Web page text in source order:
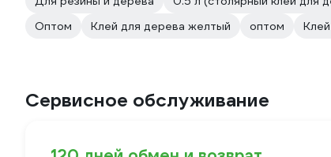
Оптом
Клей для дерева желтый оптом
Сервисное обслуживание